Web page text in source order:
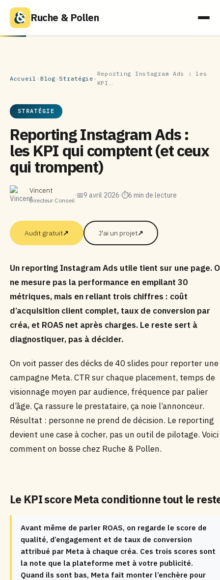
Ruche & Pollen
Accueil › Blog ›Stratégie ›
Reporting Instagram Ads : les
KPI…
STRATÉGIE
Reporting Instagram Ads :
les KPI qui comptent (et ceux
qui trompent)
Vincent
Directeur Conseil
📅9 avril 2026 ⏱6 min de lecture
Audit gratuit↗ J'ai un projet↗
Un reporting Instagram Ads utile tient sur une page.
ne mesure pas la performance en empilant 30
métriques, mais en reliant trois chiffres : coût
d’acquisition client complet, taux de conversion par
créa, et ROAS net après charges. Le reste sert à
diagnostiquer, pas à décider.
On voit passer des décks de 40 slides pour reporter une
campagne Meta. CTR sur chaque placement, temps de
visionnage moyen par audience, fréquence par palier
d’âge. Ça rassure le prestataire, ça noie l’annonceur.
Résultat : personne ne prend de décision. Le reporting
devient une case à cocher, pas un outil de pilotage. Voici
comment on bosse chez Ruche & Pollen.
Le KPI score Meta conditionne tout le
Avant même de parler ROAS, on regarde le score de
qualité, d’engagement et de taux de conversion
attribué par Meta à chaque créa. Ces trois scores sont
la note que la plateforme met à votre publicité.
Quand ils sont bas, Meta fait monter l’enchère pour